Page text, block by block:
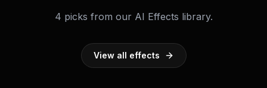
4 picks from our AI Effects library.
View all effects